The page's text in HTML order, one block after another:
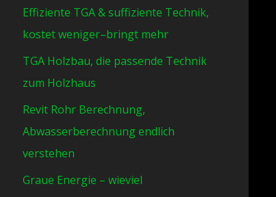
Effiziente TGA & suffiziente Technik,
kostet weniger–bringt mehr
TGA Holzbau, die passende Technik
zum Holzhaus
Revit Rohr Berechnung,
Abwasserberechnung endlich
verstehen
Graue Energie – wieviel